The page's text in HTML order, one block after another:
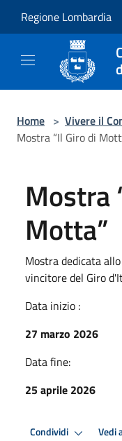
Regione Lombardia
Home > Vivere il
Mostra “Il Giro di
Mostra
Motta”
Mostra dedicata
vincitore del Giro
Data inizio :
27 marzo 2026
Data fine:
25 aprile 2026
Condividi Vedi